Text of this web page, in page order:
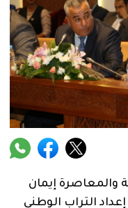
والمعاصرة إيمان
إعداد التراب الوطني